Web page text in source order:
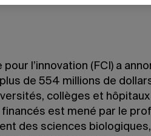
l’innovation (FCI) a
de 554 millions de
collèges et
financés est mené par le
des sciences